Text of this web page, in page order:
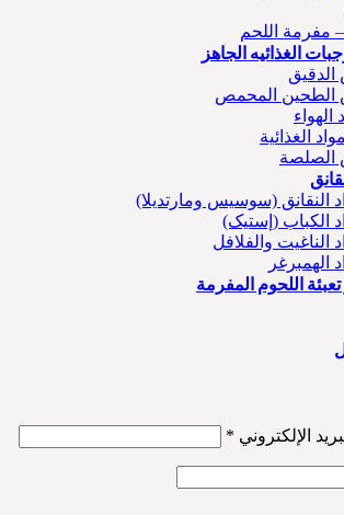
مفرمة اللحم
الغذائیه الجاهز
الدقیق
الطحين المحمص
الهواء
الغذائية
الصلصة
النقانق (سوسیس ومارتديلا)
الكباب (إستيک)
الناغيت والفلافل
الهمبرغر
اللحوم المفرمة
الإلكتروني *